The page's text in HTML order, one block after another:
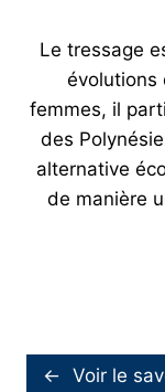
Le tressage
évolutions
femmes, il
des
alternative
de manière
← Voir le